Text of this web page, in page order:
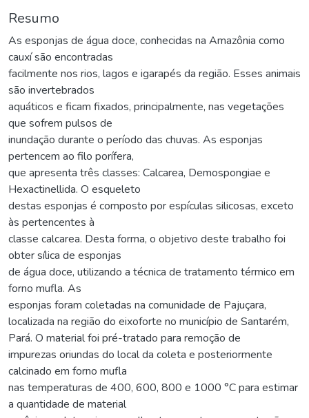
Resumo
As esponjas de água doce, conhecidas na Amazônia como
cauxí são encontradas
facilmente nos rios, lagos e igarapés da região. Esses animais
são invertebrados
aquáticos e ficam fixados, principalmente, nas vegetações
que sofrem pulsos de
inundação durante o período das chuvas. As esponjas
pertencem ao filo porífera,
que apresenta três classes: Calcarea, Demospongiae e
Hexactinellida. O esqueleto
destas esponjas é composto por espículas silicosas, exceto
às pertencentes à
classe calcarea. Desta forma, o objetivo deste trabalho foi
obter sílica de esponjas
de água doce, utilizando a técnica de tratamento térmico em
forno mufla. As
esponjas foram coletadas na comunidade de Pajuçara,
localizada na região do eixoforte no município de Santarém,
Pará. O material foi pré-tratado para remoção de
impurezas oriundas do local da coleta e posteriormente
calcinado em forno mufla
nas temperaturas de 400, 600, 800 e 1000 °C para estimar
a quantidade de material